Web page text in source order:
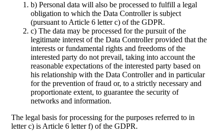
b) Personal data will also be processed to fulfill a legal
obligation to which the Data Controller is subject
(pursuant to Article 6 letter c) of the GDPR.
c) The data may be processed for the pursuit of the
legitimate interest of the Data Controller provided that the
interests or fundamental rights and freedoms of the
interested party do not prevail, taking into account the
reasonable expectations of the interested party based on
his relationship with the Data Controller and in particular
for the prevention of fraud or, to a strictly necessary and
proportionate extent, to guarantee the security of
networks and information.
The legal basis for processing for the purposes referred to in
letter c) is Article 6 letter f) of the GDPR.